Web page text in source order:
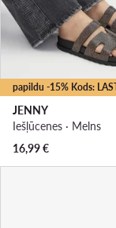
papildu -15% Kods:
JENNY
Iešļūcenes · Melns
16,99€